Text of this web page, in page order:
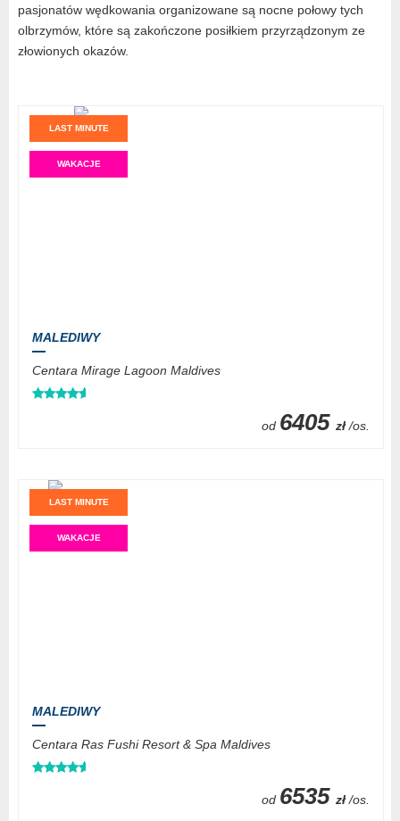
pasjonatów wędkowania organizowane są nocne połowy tych
olbrzymów, które są zakończone posiłkiem przyrządzonym ze
złowionych okazów.
LAST MINUTE
WAKACJE
MALEDIWY
Centara Mirage Lagoon Maldives
od 6405 zł /os.
LAST MINUTE
WAKACJE
MALEDIWY
Centara Ras Fushi Resort & Spa Maldives
od 6535 zł /os.